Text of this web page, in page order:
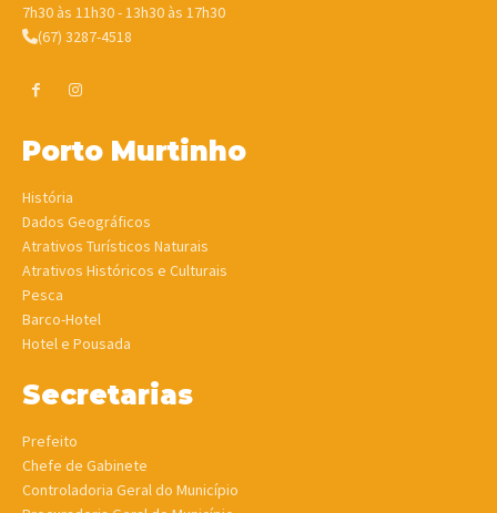
7h30 às 11h30 - 13h30 às 17h30
(67) 3287-4518
Porto Murtinho
História
Dados Geográficos
Atrativos Turísticos Naturais
Atrativos Históricos e Culturais
Pesca
Barco-Hotel
Hotel e Pousada
Secretarias
Prefeito
Chefe de Gabinete
Controladoria Geral do Município